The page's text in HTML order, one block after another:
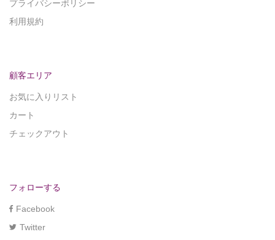
プライバシーポリシー
利用規約
顧客エリア
お気に入りリスト
カート
チェックアウト
フォローする
Facebook
Twitter